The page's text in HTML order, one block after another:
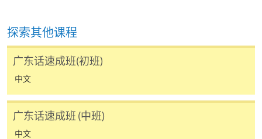
申请人可亲临学院任何一所报名中心，以现金、「易
办事」、微信支付（WeChat Pay）或支付宝
（Alipay） 缴付学费。
2. 支票或银行本票
如以划线支票或银行本票缴付，抬头请注明「香港大
学专业进修学院」。支票背面请写上课程名称及申请
探索其他课程
广东话速成班(初班)
中文
广东话速成班 (中班)
中文